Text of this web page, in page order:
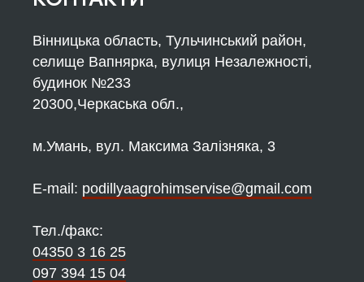
Вінницька область, Тульчинський район,
селище Вапнярка, вулиця Незалежності,
будинок №233
20300,Черкаська обл.,
м.Умань, вул. Максима Залізняка, 3
Е-mail: podillyaagrohimservise@gmail.com
Тел./факс:
04350 3 16 25
097 394 15 04